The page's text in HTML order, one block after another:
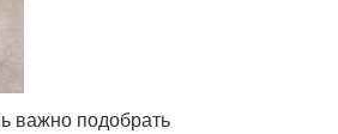
важно подобрать